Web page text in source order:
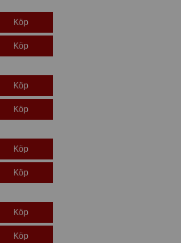
Köp
Köp
Köp
Köp
Köp
Köp
Köp
Köp